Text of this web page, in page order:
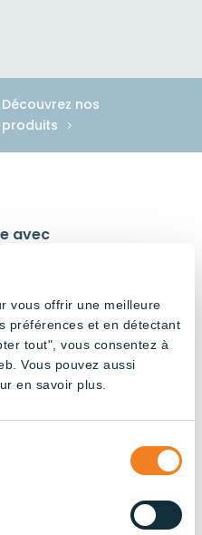
vous offrir une meilleure
préférences et en détectant
tout", vous consentez à
Vous pouvez aussi
en savoir plus.
Découvrez nos
produits
avec